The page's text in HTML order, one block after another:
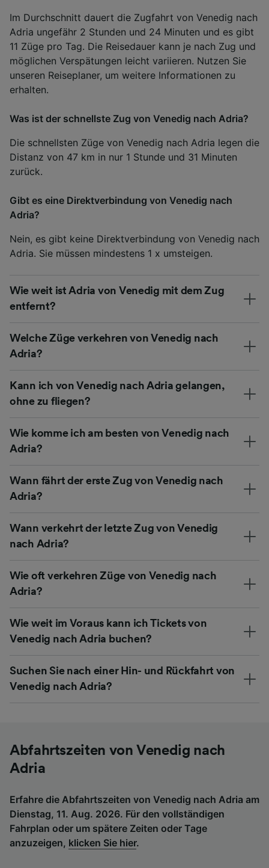
Im Durchschnitt dauert die Zugfahrt von Venedig nach
Adria ungefähr 2 Stunden und 24 Minuten und es gibt
11 Züge pro Tag. Die Reisedauer kann je nach Zug und
möglichen Verspätungen leicht variieren. Nutzen Sie
unseren Reiseplaner, um weitere Informationen zu
erhalten.
Was ist der schnellste Zug von Venedig nach Adria?
Die schnellsten Züge von Venedig nach Adria legen die
Distanz von 47 km in nur 1 Stunde und 31 Minuten
zurück.
Gibt es eine Direktverbindung von Venedig nach
Adria?
Nein, es gibt keine Direktverbindung von Venedig nach
Adria. Sie müssen mindestens 1 x umsteigen.
Wie weit ist Adria von Venedig mit dem Zug
entfernt?
Welche Züge verkehren von Venedig nach
Adria?
Kann ich von Venedig nach Adria gelangen,
ohne zu fliegen?
Wie komme ich am besten von Venedig nach
Adria?
Wann fährt der erste Zug von Venedig nach
Adria?
Wann verkehrt der letzte Zug von Venedig
nach Adria?
Wie oft verkehren Züge von Venedig nach
Adria?
Wie weit im Voraus kann ich Tickets von
Venedig nach Adria buchen?
Suchen Sie nach einer Hin- und Rückfahrt von
Venedig nach Adria?
Abfahrtszeiten von Venedig nach
Adria
Erfahre die Abfahrtszeiten von Venedig nach Adria am
Dienstag, 11. Aug. 2026. Für den vollständigen
Fahrplan oder um spätere Zeiten oder Tage
anzuzeigen, klicken Sie hier.